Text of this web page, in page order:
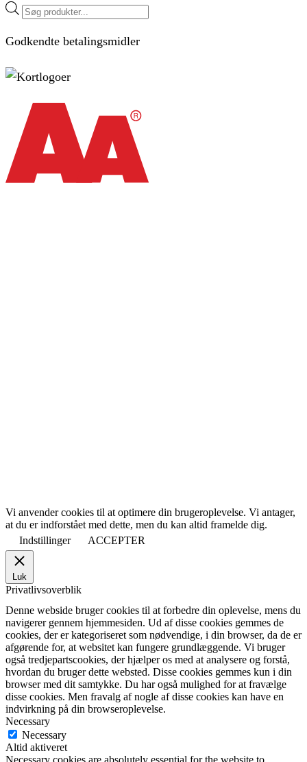
Products
search
Godkendte betalingsmidler
Vi anvender cookies til at optimere din brugeroplevelse. Vi antager,
at du er indforstået med dette, men du kan altid framelde dig.
Indstillinger
ACCEPTER
Luk
Privatlivsoverblik
Denne webside bruger cookies til at forbedre din oplevelse, mens du
navigerer gennem hjemmesiden. Ud af disse cookies gemmes de
cookies, der er kategoriseret som nødvendige, i din browser, da de er
afgørende for, at websitet kan fungere grundlæggende. Vi bruger
også tredjepartscookies, der hjælper os med at analysere og forstå,
hvordan du bruger dette websted. Disse cookies gemmes kun i din
browser med dit samtykke. Du har også mulighed for at fravælge
disse cookies. Men fravalg af nogle af disse cookies kan have en
indvirkning på din browseroplevelse.
Necessary
Necessary
Altid aktiveret
Necessary cookies are absolutely essential for the website to